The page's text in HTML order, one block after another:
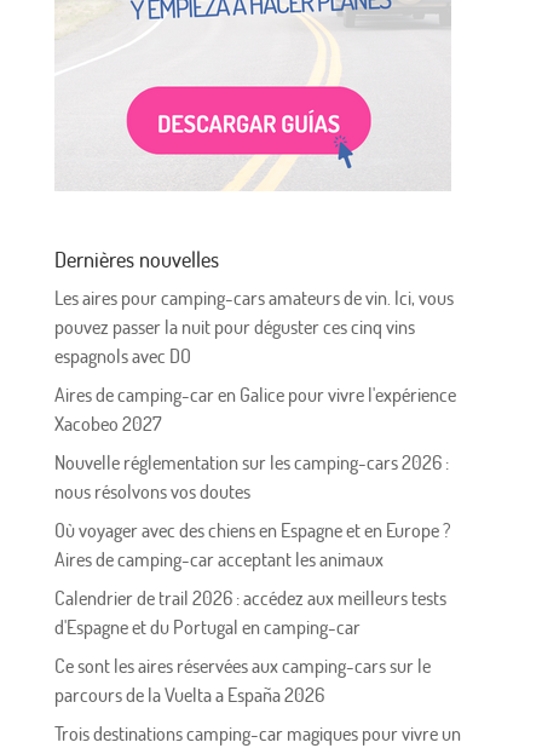
Dernières nouvelles
Les aires pour camping-cars amateurs de vin. Ici, vous
pouvez passer la nuit pour déguster ces cinq vins
espagnols avec DO
Aires de camping-car en Galice pour vivre l'expérience
Xacobeo 2027
Nouvelle réglementation sur les camping-cars 2026 :
nous résolvons vos doutes
Où voyager avec des chiens en Espagne et en Europe ?
Aires de camping-car acceptant les animaux
Calendrier de trail 2026 : accédez aux meilleurs tests
d'Espagne et du Portugal en camping-car
Ce sont les aires réservées aux camping-cars sur le
parcours de la Vuelta a España 2026
Trois destinations camping-car magiques pour vivre un